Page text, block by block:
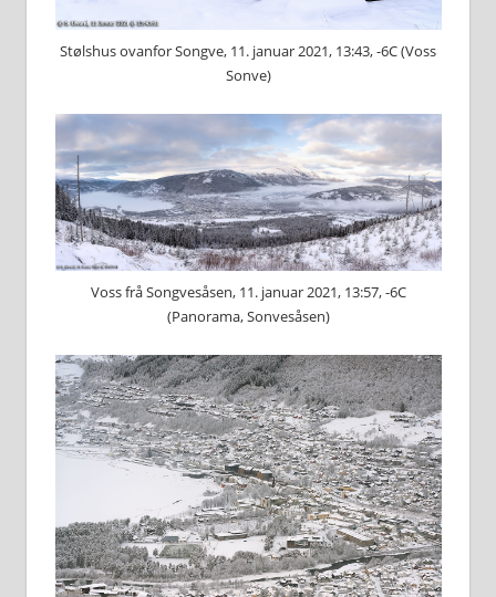
Stølshus ovanfor Songve, 11. januar 2021, 13:43, -6C (Voss
Sonve)
Voss frå Songvesåsen, 11. januar 2021, 13:57, -6C
(Panorama, Sonvesåsen)